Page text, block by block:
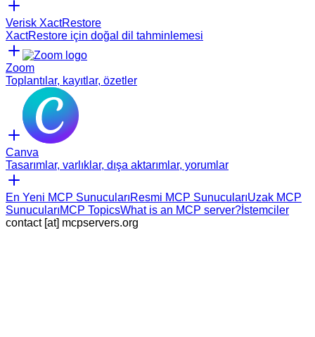
Verisk XactRestore
XactRestore için doğal dil tahminlemesi
Zoom
Toplantılar, kayıtlar, özetler
Canva
Tasarımlar, varlıklar, dışa aktarımlar, yorumlar
En Yeni MCP SunucularıResmi MCP SunucularıUzak MCP
SunucularıMCP TopicsWhat is an MCP server? İstemciler
contact [at] mcpservers.org